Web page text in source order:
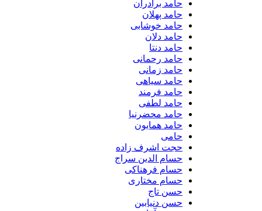
حامد برادران
حامد پهلان
حامد خوشابی
حامد دلان
حامد دنتا
حامد رحمانی
حامد زمانی
حامد سیاهی
حامد فرمند
حامد لطفی
حامد محضرنیا
حامد همایون
حامی
حجت اشرف زاده
حسام الدین سراج
حسام فرهناکی
حسام مختاری
حسن تاج
حسن دنیابین